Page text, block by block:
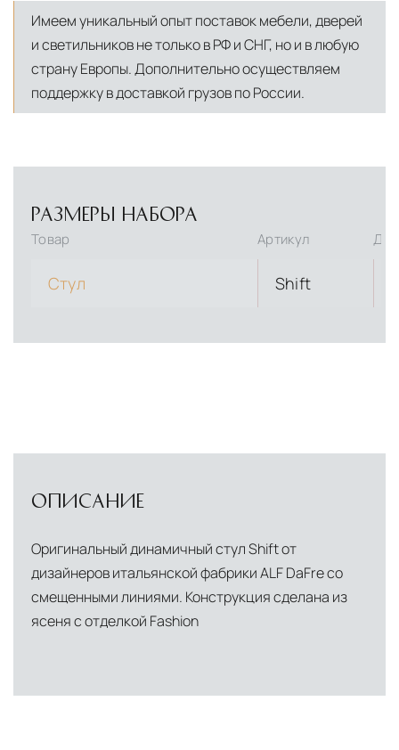
Имеем уникальный опыт поставок мебели, дверей
и светильников не только в РФ и СНГ, но и в любую
страну Европы. Дополнительно осуществляем
поддержку в доставкой грузов по России.
РАЗМЕРЫ НАБОРА
Товар Артикул
Стул Shift
ОПИСАНИЕ
Оригинальный динамичный стул Shift от
дизайнеров итальянской фабрики ALF DaFre со
смещенными линиями. Конструкция сделана из
ясеня с отделкой Fashion